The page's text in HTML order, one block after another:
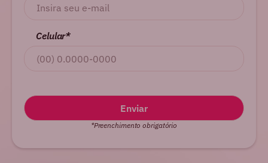
Celular*
*Preenchimento obrigatório